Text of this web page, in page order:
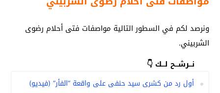
ونرصد لكم في السطور التالية مواصفات فتى أحلام رضوى
الشربيني.
نــرشــح لــك 👇
أول رد من كشرى سيد حنفى على واقعة “الفأر” (فيديو)